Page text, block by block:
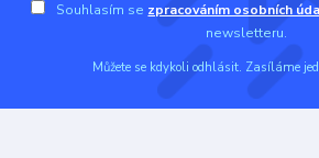
Souhlasím se zpracováním osobních
newsletteru.
Můžete se kdykoli odhlásit. Zasíláme